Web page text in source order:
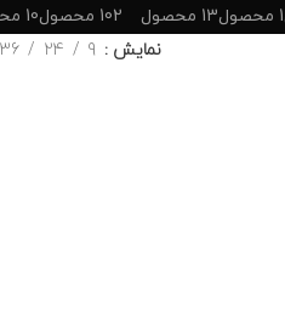
1 محصول
13 محصول
102 محصول
10 محصول
نمایش 9
24
36